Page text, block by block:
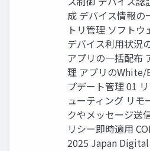
成 デバイス情報の
トリ管理 ソフトウ
デバイス利用状況
アプリの一括配布
理 アプリのWhite/
プデート管理 01
ューティング リモ
クやメッセージ送
リシー即時適用
2025 Japan